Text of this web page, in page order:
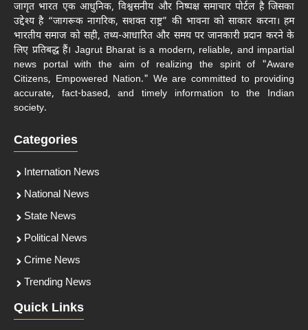
जागृत भारत एक आधुनिक, विश्वसनीय और निष्पक्ष समाचार पोर्टल है जिसका
उद्देश्य है “जागरूक नागरिक, सशक्त राष्ट्र” की भावना को साकार करना। हम
भारतीय समाज को सही, तथ्य-आधारित और समय पर जानकारी प्रदान करने के
लिए प्रतिबद्ध हैं। Jagrut Bharat is a modern, reliable, and impartial
news portal with the aim of realizing the spirit of "Aware
Citizens, Empowered Nation." We are committed to providing
accurate, fact-based, and timely information to the Indian
society.
Categories
Internation News
National News
State News
Political News
Crime News
Trending News
Quick Links